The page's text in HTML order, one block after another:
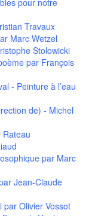
pour notre
Travaux
Marc Wetzel
Stolowicki
par François
- Peinture à l’eau
de) - Michel
par Marc
Jean-Claude
par Olivier Vossot